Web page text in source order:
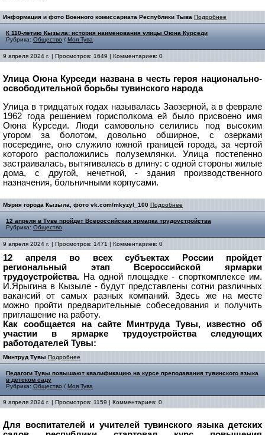
Информация и фото Военного комиссариата Республики Тыва Подробнее
К 110-летию Кызыла: история наименования улицы Оюна Курседи
Рубрика: Общество / Моя Тува
9 апреля 2024 г. | Просмотров: 1649 | Комментариев: 0
Улица Оюна Курседи названа в честь героя национально-
освободительной борьбы тувинского народа
Улица в тридцатых годах называлась Заозерной, а в феврале
1962 года решением горисполкома ей было присвоено имя
Оюна Курседи. Люди самовольно селились под высоким
угором за болотом, довольно обширное, с озерками
посередине, оно служило южной границей города, за чертой
которого расположились полyземлянки. Улица постепенно
застраивалась, вытягивалась в длину: с одной стороны жилые
дома, с другой, нечетной, - здания производственного
назначения, больничными корпусами.
Мэрия города Кызыла, фото vk.com/mkyzyl_100 Подробнее
12 апреля в Туве пройдет Всероссийская ярмарка трудоустройства
Рубрика: Общество
9 апреля 2024 г. | Просмотров: 1471 | Комментариев: 0
12 апреля во всех субъектах России пройдет
региональный этап Всероссийской ярмарки
трудоустройства. На одной площадке - спорткомплексе им.
И.Ярыгина в Кызыле - будут представлены сотни различных
вакансий от самых разных компаний. Здесь же на месте
можно пройти предварительные собеседования и получить
приглашение на работу.
Как сообщается на сайте Минтруда Тувы, известно об
участии в ярмарке трудоустройства следующих
работодателей Тувы:
Минтруд Тувы Подробнее
Педагоги Тувы повышают квалификацию на курсе преподавания тувинского языка
в детском саду
Рубрика: Общество / Моя Тува
9 апреля 2024 г. | Просмотров: 1159 | Комментариев: 0
Для воспитателей и учителей тувинского языка детских